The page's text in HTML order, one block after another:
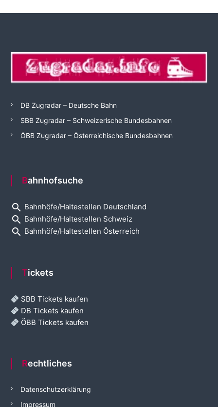
DB Zugradar – Deutsche Bahn
SBB Zugradar – Schweizerische Bundesbahnen
ÖBB Zugradar – Österreichische Bundesbahnen
Bahnhofsuche
search Bahnhöfe/Haltestellen Deutschland
search Bahnhöfe/Haltestellen Schweiz
search Bahnhöfe/Haltestellen Österreich
Tickets
SBB Tickets kaufen
DB Tickets kaufen
ÖBB Tickets kaufen
Rechtliches
Datenschutzerklärung
Impressum